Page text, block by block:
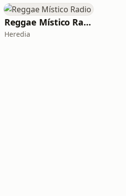
Reggae Místico Radio
Heredia